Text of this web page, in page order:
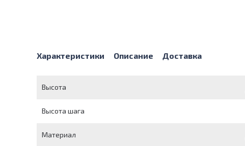
Характеристики Описание Доставка
Высота
Высота шага
Материал